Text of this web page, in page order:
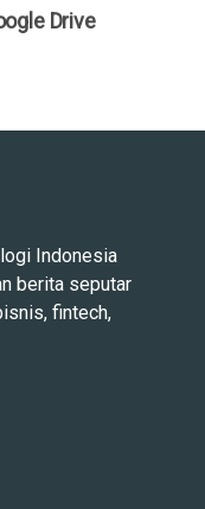
Drive
Indonesia
berita seputar
fintech,